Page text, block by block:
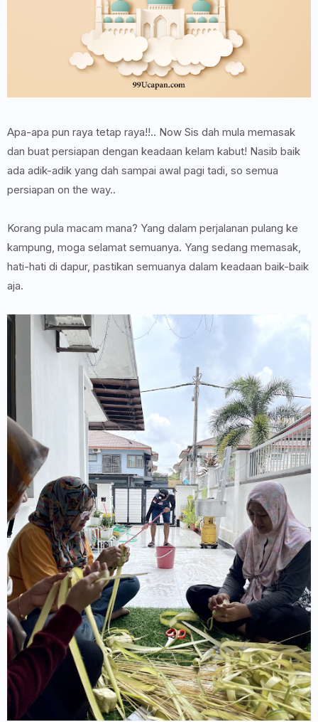
Apa-apa pun raya tetap raya!!.. Now Sis dah mula memasak
dan buat persiapan dengan keadaan kelam kabut! Nasib baik
ada adik-adik yang dah sampai awal pagi tadi, so semua
persiapan on the way..
Korang pula macam mana? Yang dalam perjalanan pulang ke
kampung, moga selamat semuanya. Yang sedang memasak,
hati-hati di dapur, pastikan semuanya dalam keadaan baik-baik
aja.